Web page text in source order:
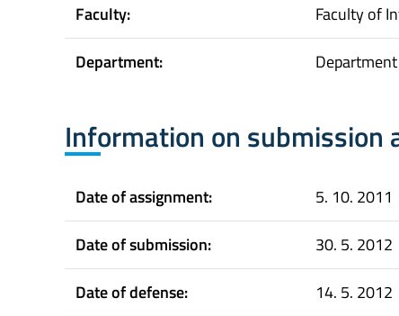
Faculty:
Faculty of
Department:
Information on submission
Date of assignment:
5. 10. 2011
Date of submission:
30. 5. 2012
Date of defense:
14. 5. 2012